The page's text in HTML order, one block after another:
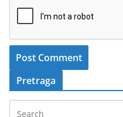
Pretraga